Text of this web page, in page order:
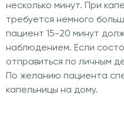
несколько минут. При
требуется немного
пациент 15-20 минут
наблюдением. Если
отправиться по личным
По желанию пациента
капельницы на дому.